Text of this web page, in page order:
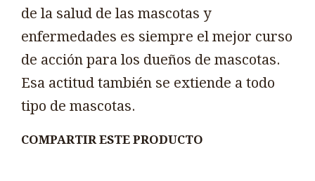
de la salud de las mascotas y
enfermedades es siempre el mejor curso
de acción para los dueños de mascotas.
Esa actitud también se extiende a todo
tipo de mascotas.
COMPARTIR ESTE PRODUCTO